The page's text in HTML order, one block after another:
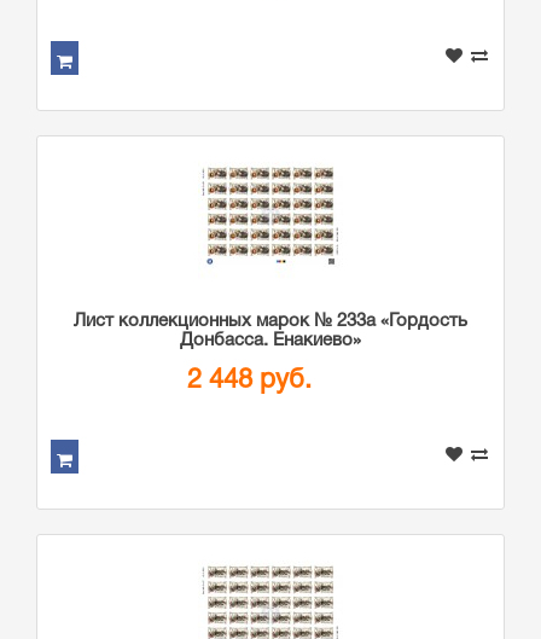
Лист коллекционных марок № 233а «Гордость
Донбасса. Енакиево»
2 448 руб.